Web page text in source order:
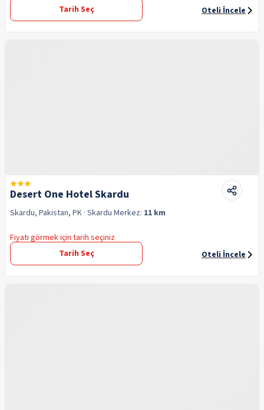
Tarih Seç
Oteli İncele
Desert One Hotel Skardu
Skardu, Pakistan, PK · Skardu Merkez: 11 km
Fiyatı görmek için tarih seçiniz
Tarih Seç
Oteli İncele